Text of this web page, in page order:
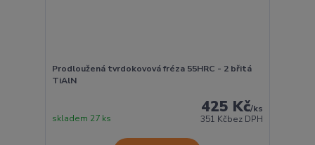
Prodloužená tvrdokovová fréza 55HRC - 2 břitá
TiAlN
425 Kč/ks
351 Kčbez DPH
skladem 27 ks